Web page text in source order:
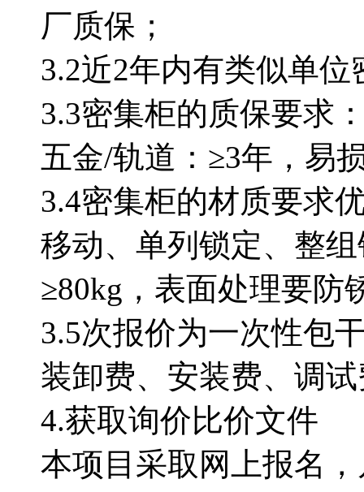
厂质保；
3.2近2年内有类似单
3.3密集柜的质保要求
五金/轨道：≥3年，易
3.4密集柜的材质要求
移动、单列锁定、整
≥80kg，表面处理要防
3.5次报价为一次性包
装卸费、安装费、调
4.获取询价比价文件
本项目采取网上报名